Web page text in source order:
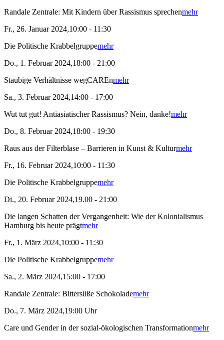
Randale Zentrale: Mit Kindern über Rassismus sprechenmehr
Fr., 26. Januar 2024,10:00 - 11:30
Die Politische Krabbelgruppemehr
Do., 1. Februar 2024,18:00 - 21:00
Staubige Verhältnisse wegCAREnmehr
Sa., 3. Februar 2024,14:00 - 17:00
Wut tut gut! Antiasiatischer Rassismus? Nein, danke!mehr
Do., 8. Februar 2024,18:00 - 19:30
Raus aus der Filterblase – Barrieren in Kunst & Kulturmehr
Fr., 16. Februar 2024,10:00 - 11:30
Die Politische Krabbelgruppemehr
Di., 20. Februar 2024,19.00 - 21:00
Die langen Schatten der Vergangenheit: Wie der Kolonialismus
Hamburg bis heute prägtmehr
Fr., 1. März 2024,10:00 - 11:30
Die Politische Krabbelgruppemehr
Sa., 2. März 2024,15:00 - 17:00
Randale Zentrale: Bittersüße Schokolademehr
Do., 7. März 2024,19:00 Uhr
Care und Gender in der sozial-ökologischen Transformationmehr